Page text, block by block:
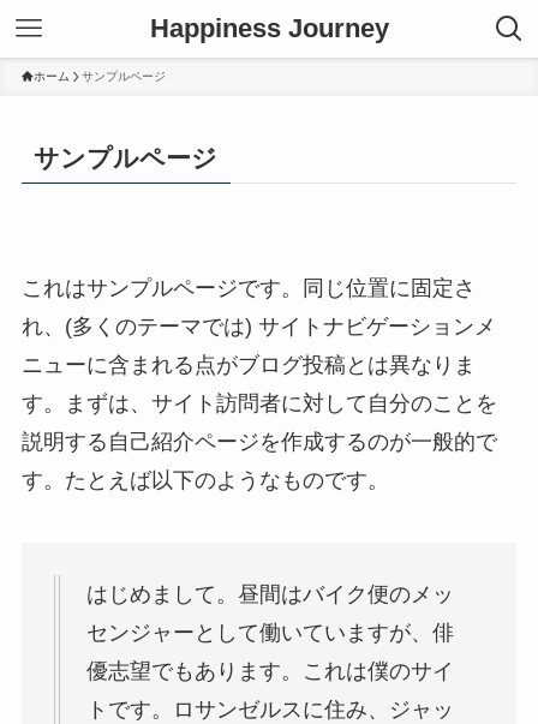
Happiness Journey
ホーム サンプルページ
サンプルページ
これはサンプルページです。同じ位置に固定さ
れ、(多くのテーマでは) サイトナビゲーションメ
ニューに含まれる点がブログ投稿とは異なりま
す。まずは、サイト訪問者に対して自分のことを
説明する自己紹介ページを作成するのが一般的で
す。たとえば以下のようなものです。
はじめまして。昼間はバイク便のメッ
センジャーとして働いていますが、俳
優志望でもあります。これは僕のサイ
トです。ロサンゼルスに住み、ジャッ